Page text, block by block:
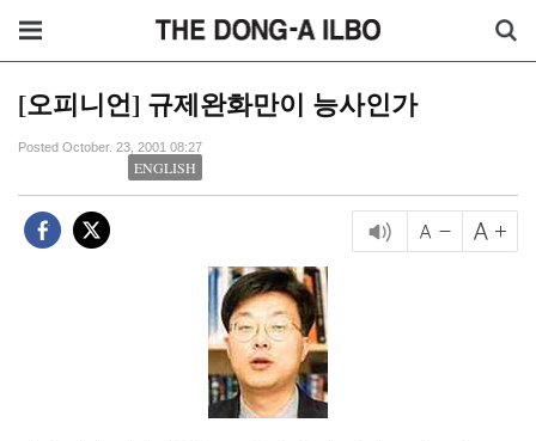
[오피니언] 규제완화만이 능사인가
Posted October. 23, 2001 08:27
ENGLISH